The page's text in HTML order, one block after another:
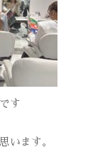
す
います。